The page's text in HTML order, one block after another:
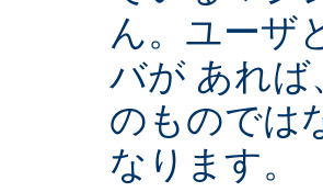
ん。ユーザ
バが あれ
のものでは
なります。